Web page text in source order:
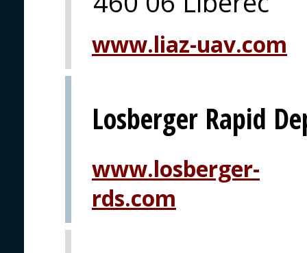
www.liaz-uav.com
Losberger Rapid
www.losberger-
rds.com